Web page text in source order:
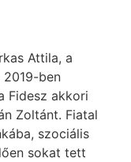
Attila, a
2019-ben
Fidesz akkori
Zoltánt. Fiatal
szociális
sokat tett